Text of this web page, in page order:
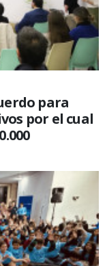
para
por el cual